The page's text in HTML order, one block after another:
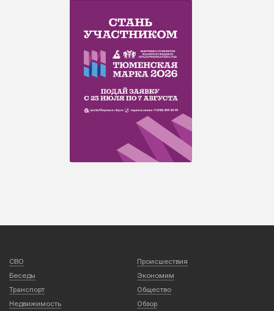
СВО
Происшествия
Беседы
Экономим
Транспорт
Общество
Недвижимость
Обзор